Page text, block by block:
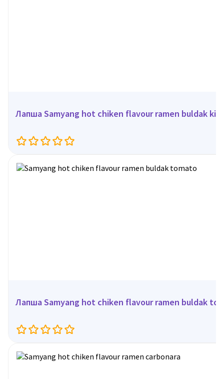
Лапша Samyang hot chiken flavour ramen buldak
Лапша Samyang hot chiken flavour ramen buldak